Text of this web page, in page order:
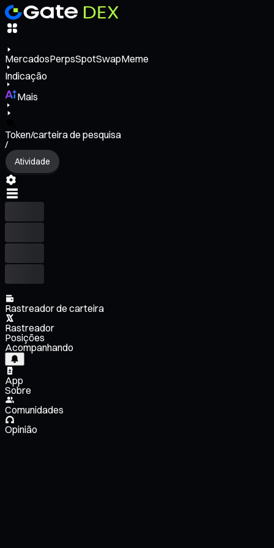
MercadosPerpsSpotSwapMeme
Indicação
Mais
Token/carteira de pesquisa
/
Atividade
Rastreador de carteira
Rastreador
Posições
Acompanhando
App
Sobre
Comunidades
Opinião